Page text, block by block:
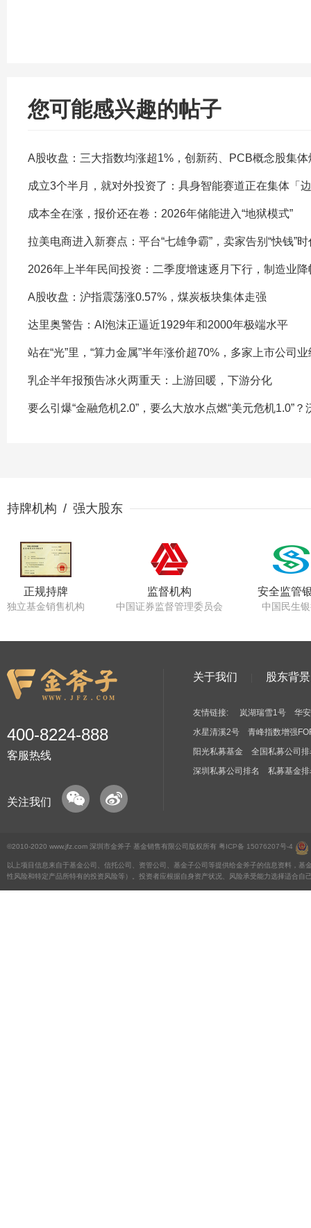
您可能感兴趣的帖子
A股收盘：三大指数均涨超1%，创新药、PCB概念股集体
成立3个半月，就对外投资了：具身智能赛道正在集体「
成本全在涨，报价还在卷：2026年储能进入“地狱模式”
拉美电商进入新赛点：平台“七雄争霸”，卖家告别“快钱”时
2026年上半年民间投资：二季度增速逐月下行，制造业降
A股收盘：沪指震荡涨0.57%，煤炭板块集体走强
达里奥警告：AI泡沫正逼近1929年和2000年极端水平
站在“光”里，“算力金属”半年涨价超70%，多家上市公司
乳企半年报预告冰火两重天：上游回暖，下游分化
要么引爆“金融危机2.0”，要么大放水点燃“美元危机1.0”
持牌机构 / 强大股东
正规持牌
独立基金销售机构
监督机构
中国证券监督管理委员会
安全监管
中国民生
400-8224-888
客服热线
关注我们
关于我们 股东背景
友情链接: 岚湖瑞雪1号
华
水星清溪2号
青峰指数增强
阳光私募基金
全国私募公司
深圳私募公司排名
私募基金
©2010-2020 www.jfz.com 深圳市金斧子 基金销售有限公司版权所有 粤ICP备 15076207号-4
以上项目信息来自于基金公司、信托公司、资管公司、基金子公司等提供给金斧子的信息资料，
性风险和特定产品所特有的投资风险等）。投资者应根据自身资产状况、风险承受能力选择适合